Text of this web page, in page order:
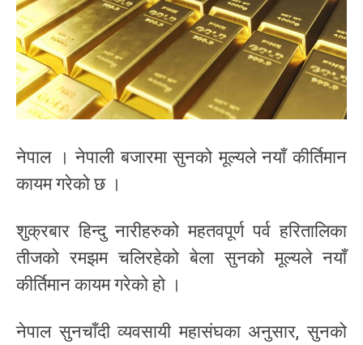
नेपाल । नेपाली बजारमा सुनको मूल्यले नयाँ कीर्तिमान
कायम गरेको छ ।
शुक्रबार हिन्दु नारीहरुको महतवपूर्ण पर्व हरितालिका
तीजको रमझम चलिरहेको बेला सुनको मूल्यले नयाँ
कीर्तिमान कायम गरेको हो ।
नेपाल सुनचाँदी व्यवसायी महासंघका अनुसार, सुनको